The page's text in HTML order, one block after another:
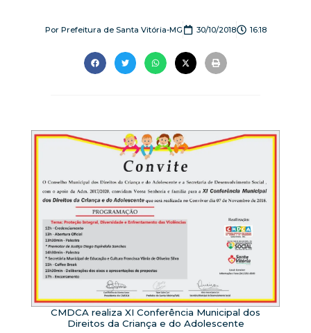
PorPrefeitura de Santa Vitória-MG 30/10/2018 16:18
CMDCA realiza XI Conferência Municipal dos
Direitos da Criança e do Adolescente